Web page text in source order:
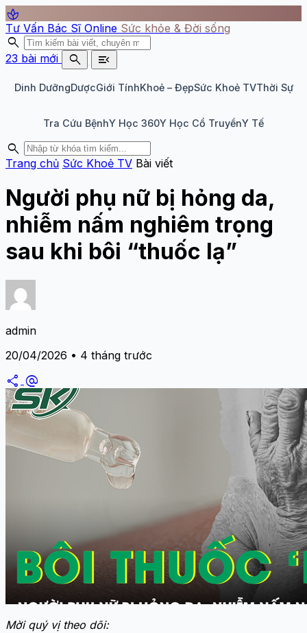
spa
Tư Vấn Bác Sĩ Online Sức khỏe & Đời sống
search
23 bài mới search menu_open
Dinh DưỡngDượcGiới TínhKhoẻ – ĐẹpSức Khoẻ TVThời Sự
Tra Cứu BệnhY Học 360Y Học Cổ TruyềnY Tế
search
Trang chủ Sức Khoẻ TV Bài viết
Người phụ nữ bị hỏng da,
nhiễm nấm nghiêm trọng
sau khi bôi “thuốc lạ”
admin
20/04/2026 • 4 tháng trước
share alternate_email
Mời quý vị theo dõi: